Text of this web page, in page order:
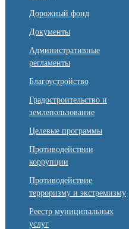
Дорожный фонд
Документы
Административные
регламенты
Благоустройство
Градостроительство и
землепользование
Целевые программы
Противодействии
коррупции
Противодействие
терроризму и экстремизму
Реестр муниципальных
услуг